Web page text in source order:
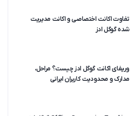
تفاوت اکانت اختصاصی و اکانت مدیریت
شده گوگل ادز
وریفای اکانت گوگل ادز چیست؟ مراحل،
مدارک و محدودیت کاربران ایرانی